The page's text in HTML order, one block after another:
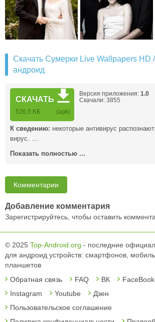
Скачать Сумерки Live Wallpapers HD
андроид
СКАЧАТЬ
526,5 KБ (apk)
Версия приложения: 1.0
Скачали: 3855
К сведению: некоторые антивирус
вирус. …
Показать полностью ...
Комментарии
Добавление комментария
Зарегистрируйтесь, чтобы оставить
© 2025 Top-Android.org - последние
для андроид устройств: смартфонов,
планшетов
Обратная связь
FAQ ВК FaceBook
Instagram
Youtube
Дзен
Пользовательское соглашение